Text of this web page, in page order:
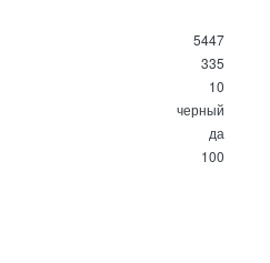
5447
335
10
черный
да
100